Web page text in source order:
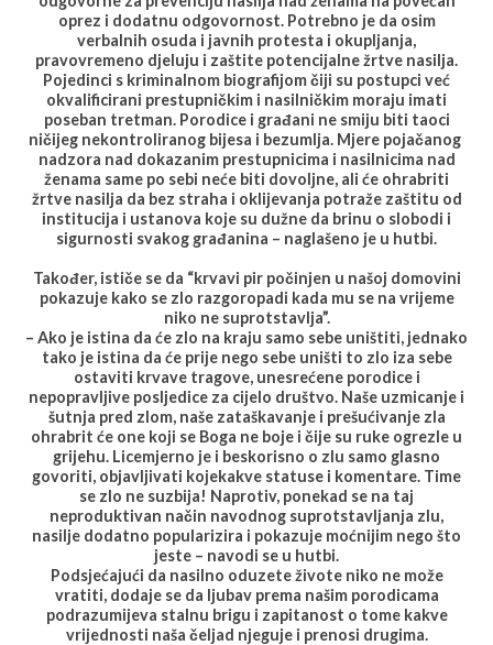
oprez i dodatnu odgovornost. Potrebno je da osim
verbalnih osuda i javnih protesta i okupljanja,
pravovremeno djeluju i zaštite potencijalne žrtve nasilja.
Pojedinci s kriminalnom biografijom čiji su postupci već
okvalificirani prestupničkim i nasilničkim moraju imati
poseban tretman. Porodice i građani ne smiju biti taoci
ničijeg nekontroliranog bijesa i bezumlja. Mjere pojačanog
nadzora nad dokazanim prestupnicima i nasilnicima nad
ženama same po sebi neće biti dovoljne, ali će ohrabriti
žrtve nasilja da bez straha i oklijevanja potraže zaštitu od
institucija i ustanova koje su dužne da brinu o slobodi i
sigurnosti svakog građanina – naglašeno je u hutbi.
Također, ističe se da “krvavi pir počinjen u našoj domovini
pokazuje kako se zlo razgoropadi kada mu se na vrijeme
niko ne suprotstavlja”.
– Ako je istina da će zlo na kraju samo sebe uništiti, jednako
tako je istina da će prije nego sebe uništi to zlo iza sebe
ostaviti krvave tragove, unesrećene porodice i
nepopravljive posljedice za cijelo društvo. Naše uzmicanje i
šutnja pred zlom, naše zataškavanje i prešućivanje zla
ohrabrit će one koji se Boga ne boje i čije su ruke ogrezle u
grijehu. Licemjerno je i beskorisno o zlu samo glasno
govoriti, objavljivati kojekakve statuse i komentare. Time
se zlo ne suzbija! Naprotiv, ponekad se na taj
neproduktivan način navodnog suprotstavljanja zlu,
nasilje dodatno popularizira i pokazuje moćnijim nego što
jeste – navodi se u hutbi.
Podsjećajući da nasilno oduzete živote niko ne može
vratiti, dodaje se da ljubav prema našim porodicama
podrazumijeva stalnu brigu i zapitanost o tome kakve
vrijednosti naša čeljad njeguje i prenosi drugima.